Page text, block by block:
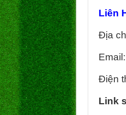
Liên
Địa
Email:
Điện
Link